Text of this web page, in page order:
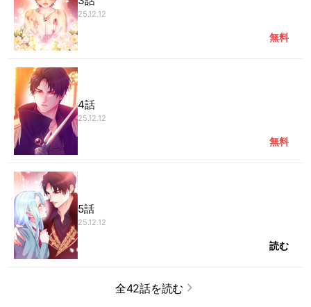
25.12.12
無料
4話
25.12.12
無料
5話
25.12.12
読む
全42話を読む